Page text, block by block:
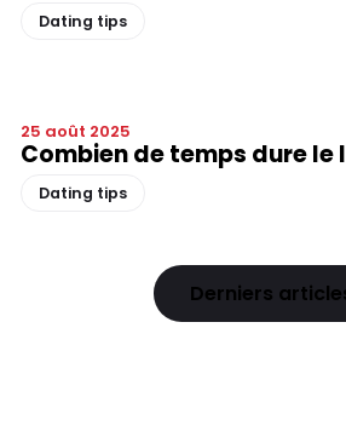
Dating tips
25 août 2025
Combien de temps dure le
Dating tips
Derniers